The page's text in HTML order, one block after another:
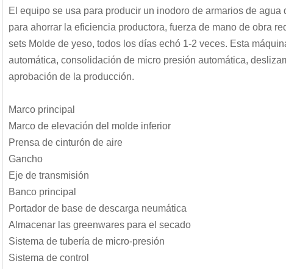
El equipo se usa para producir un inodoro de armarios de
para ahorrar la eficiencia productora, fuerza de mano de obra
sets Molde de yeso, todos los días echó 1-2 veces. Esta
automática, consolidación de micro presión automática,
aprobación de la producción.
Marco principal
Marco de elevación del molde inferior
Prensa de cinturón de aire
Gancho
Eje de transmisión
Banco principal
Portador de base de descarga neumática
Almacenar las greenwares para el secado
Sistema de tubería de micro-presión
Sistema de control